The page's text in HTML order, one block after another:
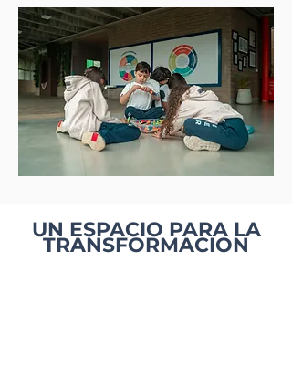
UN ESPACIO PARA LA
TRANSFORMACION